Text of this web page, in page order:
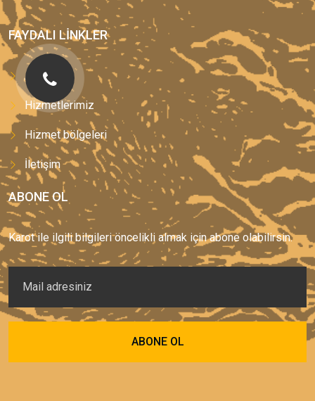
FAYDALI LINKLER
Anasayfa
Hizmetlerimiz
Hizmet bölgeleri
İletişim
ABONE OL
Karot ile ilgili bilgileri öncelikli almak için abone olabilirsin.